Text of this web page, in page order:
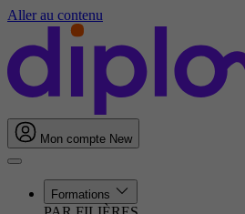
Aller au contenu
Mon compte New
Formations